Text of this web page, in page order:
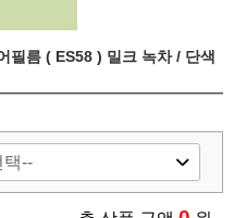
필름 ( ES58 ) 밀크 녹차 / 단색